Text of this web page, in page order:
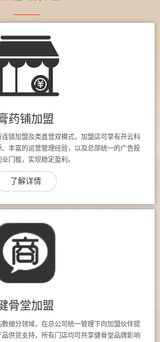
药铺加盟
锁加盟及类直营双模式，加盟店可享有开云科
丰富的运营管理经验，以及总部统一的广告投
门槛，实现稳定盈利。
了解详情
骨堂加盟
细分领域，在总公司统一管理下向加盟伙伴提
供货支持，所有门店均可共享健骨堂品牌影响